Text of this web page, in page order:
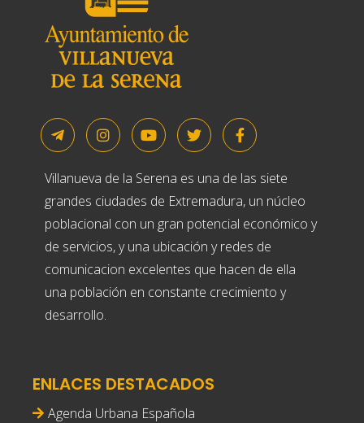
Villanueva de la Serena es una de las siete
grandes ciudades de Extremadura, un núcleo
poblacional con un gran potencial económico y
de servicios, y una ubicación y redes de
comunicacion excelentes que hacen de ella
una población en constante crecimiento y
desarrollo.
ENLACES DESTACADOS
Agenda Urbana Española